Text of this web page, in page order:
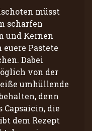
müsst
scharfen
und Kernen
Pastete
Dabei
von der
umhüllende
denn
Capsaicin, die
dem Rezept